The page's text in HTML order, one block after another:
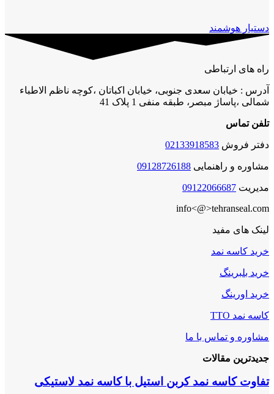
دستیار هوشمند
راه های ارتباطی
آدرس : خیابان سعدی جنوبی، خیابان اکباتان ،کوچه ناظم الاطباء
شمالی ،پاساژ مبصر، طبقه منفی 1 پلاک 41
تلفن تماس
دفتر فروش 02133918583
مشاوره و راهنمایی 09128726188
مدیریت 09122066687
info<@>tehranseal.com
لینک های مفید
خرید کاسه نمد
خرید بلبرینگ
خرید اورینگ
کاسه نمد TTO
مشاوره و تماس با ما
جدیدترین مقالات
تفاوت کاسه نمد کربن استیل با کاسه نمد لاستیکی